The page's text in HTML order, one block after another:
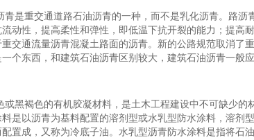
青是重交通道路石油沥青的一种，而不是乳化沥青。路沥
动性，提高柔性和弹性，即低温下抗开裂的能力；提高
交通流量沥青混凝土路面的沥青。新的公路规范取消了
个东西，和建筑石油沥青区别较大，建筑石油沥青一般
或黑褐色的有机胶凝材料，是土木工程建设中不可缺少的
是以沥青为基料配置的溶剂型或水乳型防水涂料，溶剂
置成，又称为冷底子油。水乳型沥青防水涂料是指将石